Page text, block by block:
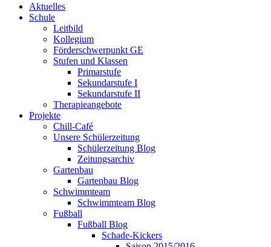
Aktuelles
Schule
Leitbild
Kollegium
Förderschwerpunkt GE
Stufen und Klassen
Primarstufe
Sekundarstufe I
Sekundarstufe II
Therapieangebote
Projekte
Chill-Café
Unsere Schülerzeitung
Schülerzeitung Blog
Zeitungsarchiv
Gartenbau
Gartenbau Blog
Schwimmteam
Schwimmteam Blog
Fußball
Fußball Blog
Schade-Kickers